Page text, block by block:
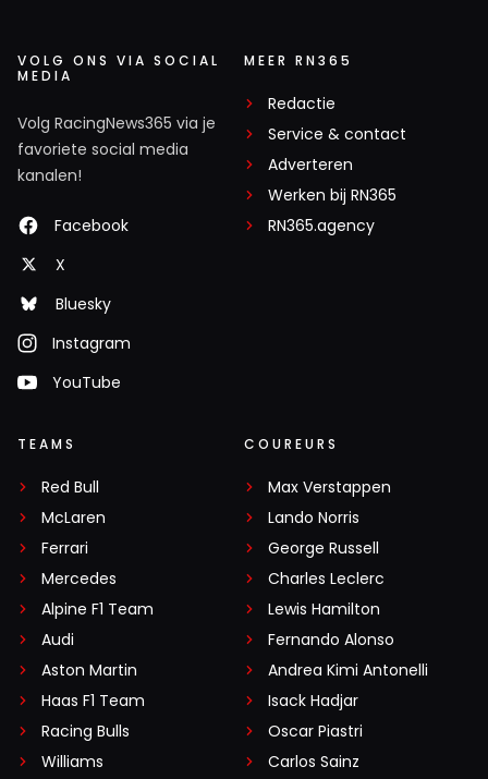
VOLG ONS VIA SOCIAL
MEDIA
Volg RacingNews365 via je
favoriete social media
kanalen!
Facebook
X
Bluesky
Instagram
YouTube
MEER RN365
Redactie
Service & contact
Adverteren
Werken bij RN365
RN365.agency
TEAMS
Red Bull
McLaren
Ferrari
Mercedes
Alpine F1 Team
Audi
Aston Martin
Haas F1 Team
Racing Bulls
Williams
COUREURS
Max Verstappen
Lando Norris
George Russell
Charles Leclerc
Lewis Hamilton
Fernando Alonso
Andrea Kimi Antonelli
Isack Hadjar
Oscar Piastri
Carlos Sainz